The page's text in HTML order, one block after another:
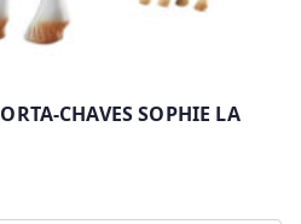
CHAVES SOPHIE LA